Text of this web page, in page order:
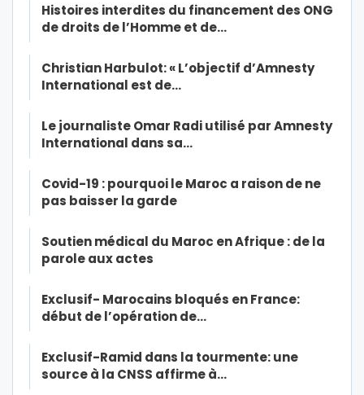
Histoires interdites du financement des ONG
de droits de l’Homme et de…
Christian Harbulot: « L’objectif d’Amnesty
International est de…
Le journaliste Omar Radi utilisé par Amnesty
International dans sa…
Covid-19 : pourquoi le Maroc a raison de ne
pas baisser la garde
Soutien médical du Maroc en Afrique : de la
parole aux actes
Exclusif- Marocains bloqués en France:
début de l’opération de…
Exclusif-Ramid dans la tourmente: une
source à la CNSS affirme à…